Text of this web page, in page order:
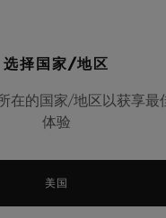
选择国家/地区
在的国家/地区以获享最
体验
美国